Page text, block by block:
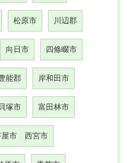
松原市 川辺郡
向日市 四條畷市
能郡 岸和田市
貝塚市 富田林市
市 西宮市